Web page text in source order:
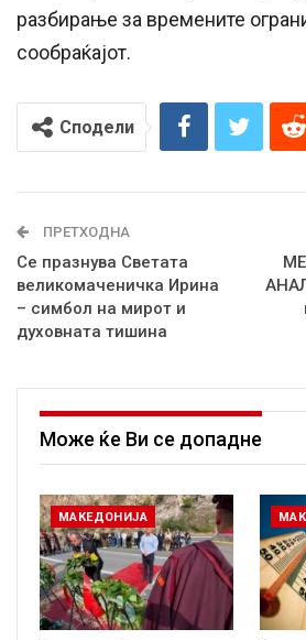
разбирање за времените
сообраќајот.
Сподели
ПРЕТХОДНА
Се празнува Светата
великомаченичка Ирина
– симбол на мирот и
духовната тишина
Може ќе Ви се допадне
МАКЕДОНИЈА